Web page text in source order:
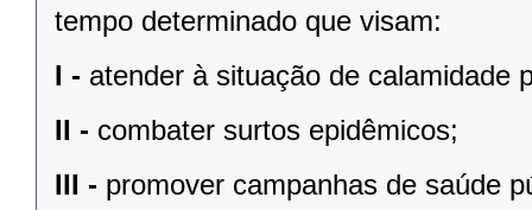
tempo determinado que visam:
I - atender à situação de calamidade
II - combater surtos epidêmicos;
III - promover campanhas de saúde